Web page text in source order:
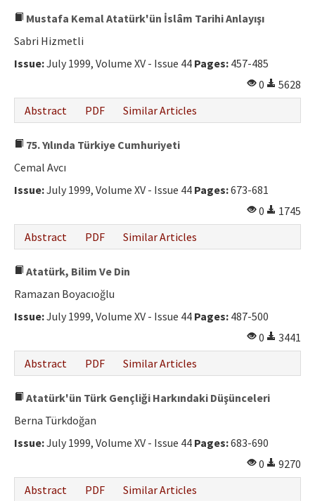
Mustafa Kemal Atatürk'ün İslâm Tarihi Anlayışı
Sabri Hizmetli
Issue:July 1999, Volume XV - Issue 44 Pages: 457-485
0
5628
Abstract
PDF Similar Articles
75. Yılında Türkiye Cumhuriyeti
Cemal Avcı
Issue:July 1999, Volume XV - Issue 44 Pages:673-681
0
1745
Abstract
PDF Similar Articles
Atatürk, Bilim Ve Din
Ramazan Boyacıoğlu
Issue:July 1999, Volume XV - Issue 44 Pages: 487-500
0
3441
Abstract
PDF Similar Articles
Atatürk'ün Türk Gençliği Harkındaki Düşünceleri
Berna Türkdoğan
Issue:July 1999, Volume XV - Issue 44 Pages:683-690
0
9270
Abstract
PDF Similar Articles